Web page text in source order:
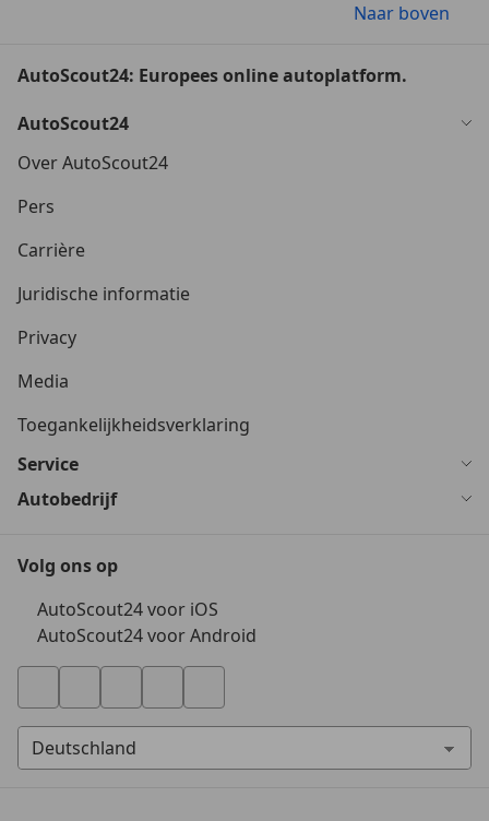
Naar boven
AutoScout24: Europees online autoplatform.
AutoScout24
Over AutoScout24
Pers
Carrière
Juridische informatie
Privacy
Media
Toegankelijkheidsverklaring
Service
Autobedrijf
Volg ons op
AutoScout24 voor iOS
AutoScout24 voor Android